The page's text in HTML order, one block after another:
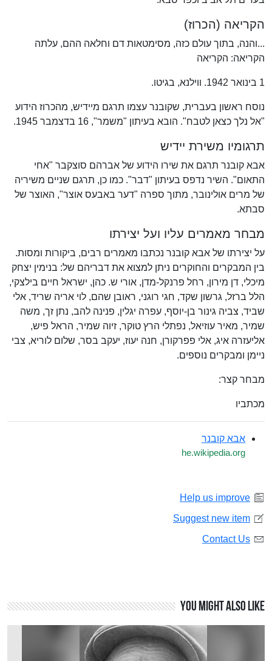
הקריאה (הכרוז)
...והנה, בתוך עולם כזה, מסימטאות דם וחלאה ההם, עלתה
הקריאה: הקריאה
1 בינואר 1942. ווילנא, בגיטו.
נוסח ראשון בעברית, שקובנר עצמו תרגם מיידיש, מהכרוז הידוע
"אל נלך כצאן לטבח". הובא בעיתון "משמר", 16 בדצמבר 1945.
תרגומיו משירת יידיש
אבא קובנר תרגם את שירו הידוע של אברהם סוצקבר "אחי
התאום". השיר נדפס בעיתון "דבר". כמו כן, תרגם שניים משיריה
של מרים אולינובר, מתוך ספרה "דער באבעס אוצר", האוצר של
סבתא.
מבחר מאמרים עליו ועל יצירתו
על יצירתו של אבא קובנר נכתבו מאמרים רבים, ביקורות ומסות.
בין המבקרים והחוקרים ניתן למצוא את דבריהם של: בנימין יצחק
מיכלי, דן מירון, רחל פרנקל-מדן, אורי ש. כהן, ישראל חיים בילצקי,
הלל ברזל, גרשון שקד, חגי רוגני, ראובן שהם, לוי אריה שריד, אלי
שביד, צביה גינור בן-יוסף, עפרה יגלין, פנינה להב, נתן זך, משה
שמיר, מאיר עוזיאל, נפתלי הרץ טוקר, זיוה שמיר, הראל פיש,
אליעזרה איג, אלי פפרקורן, חנה יעוז, יעקב בסר, שלום לוריא, צבי
ניימן ומבקרים נוספים.
מבחר קצר:
מכתביו
אבא קובנר
he.wikipedia.org
Help us improve
Suggest new item
Contact Us
You might also like